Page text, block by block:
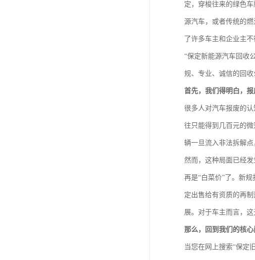
定，穿梭往来的绿色
源汽车，或者传统的
了许多车主和企业主
“保定新能源汽车回收
规、专业、诚信的回
首先，我们得明白，报
很多人对汽车报废的
往只能得到几百元的
辆一旦流入非法拆解
然而，这种局面已经
再是“白菜价”了。新
定出售给有资质的再
展。对于车主而言，
那么，回到我们的核心
当您在网上搜索“保定